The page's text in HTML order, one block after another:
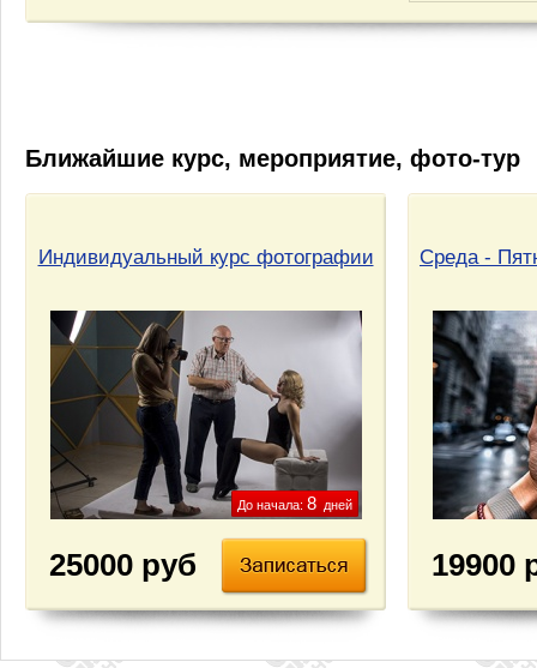
Ближайшие курс, мероприятие, фото-тур
До начала: 8 дней
Индивидуальный курс фотографии
25000 руб
Среда -
19900